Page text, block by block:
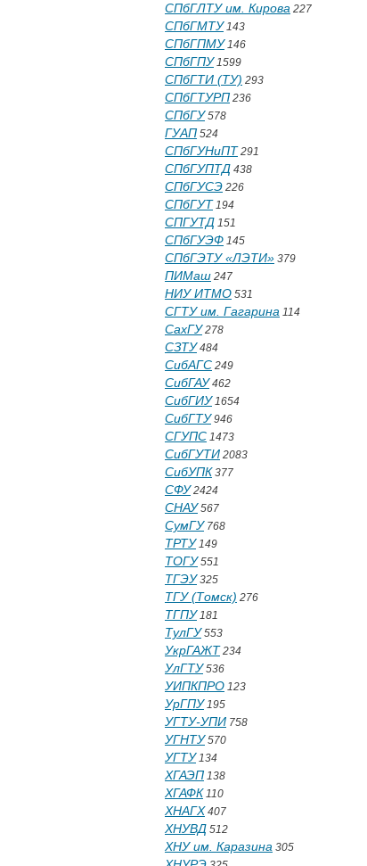
СПбГЛТУ им. Кирова 227
СПбГМТУ143
СПбГПМУ146
СПбГПУ1599
СПбГТИ (ТУ) 293
СПбГТУРП 236
СПбГУ578
ГУАП 524
СПбГУНиПТ 291
СПбГУПТД 438
СПбГУСЭ 226
СПбГУТ 194
СПГУТД 151
СПбГУЭФ 145
СПбГЭТУ «ЛЭТИ» 379
ПИМаш 247
НИУ ИТМО 531
СГТУ им. Гагарина 114
СахГУ278
СЗТУ484
СибАГС 249
СибГАУ462
СибГИУ1654
СибГТУ946
СГУПС 1473
СибГУТИ 2083
СибУПК 377
СФУ2424
СНАУ567
СумГУ768
ТРТУ149
ТОГУ551
ТГЭУ325
ТГУ (Томск) 276
ТГПУ181
ТулГУ553
УкрГАЖТ 234
УлГТУ536
УИПКПРО 123
УрГПУ195
УГТУ-УПИ 758
УГНТУ570
УГТУ134
ХГАЭП 138
ХГАФК 110
ХНАГХ 407
ХНУВД 512
ХНУ им. Каразина 305